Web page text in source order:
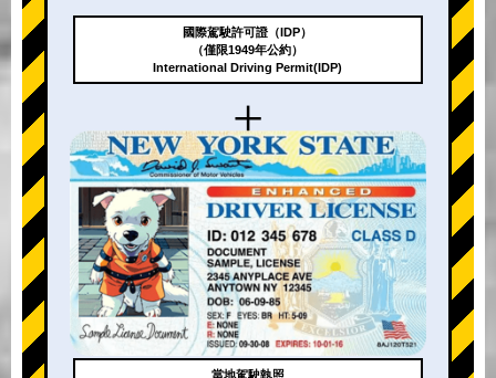
+
國際駕駛許可證（IDP）
（僅限1949年公約）
International Driving Permit(IDP)
當地駕駛執照